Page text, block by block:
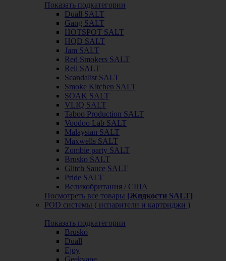
Показать подкатегории
Duall SALT
Gang SALT
HOTSPOT SALT
HQD SALT
Jam SALT
Red Smokers SALT
Rell SALT
Scandalist SALT
Smoke Kitchen SALT
SOAK SALT
VLIQ SALT
Taboo Production SALT
Voodoo Lab SALT
Malaysian SALT
Maxwells SALT
Zombie party SALT
Brusko SALT
Glitch Sauce SALT
Pride SALT
Великобритания / США
Посмотреть все товары [Жидкости SALT]
POD системы ( испарители и картриджи )
Показать подкатегории
Brusko
Duall
Ejoy
Geekvape